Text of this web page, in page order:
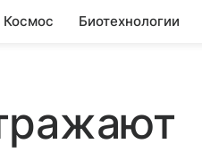
Космос Биотехнологии